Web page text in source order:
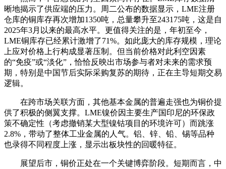
晰地揭示了供应端的压力。周二公布的数据显示，LME注册
仓库的铜库存再次增加1350吨，总量攀升至243175吨，这是自
2025年3月以来的最高水平。更值得关注的是，年初至今，
LME铜库存已经累计激增了71%。如此庞大的库存规模，理论
上应对价格上行构成显著压制。但当前价格对此利空因素
的“免疫”或“淡化”，恰恰反映出市场参与者对未来的需求预
期，特别是中国节后实际采购复苏的期待，正在主导短期交易
逻辑。
在跨市场关联方面，其他基本金属的普遍走强也为铜价提
供了积极的侧翼支撑。LME镍价因主要生产国印尼的环保政
策不确定性（考虑撤销某大型镍钴项目的环境许可）而跳涨
2.8%，带动了整体工业金属的人气。铝、锌、铅、锡等品种
也录得不同程度上涨，显示出板块性的回暖特征。
展望后市，铜价正处在一个关键博弈阶段。短期而言，中